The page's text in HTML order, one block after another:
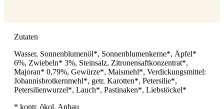
Zutaten
Wasser, Sonnenblumenöl*, Sonnenblumenkerne*, Äpfel*
6%, Zwiebeln* 3%, Steinsalz, Zitronensaftkonzentrat*,
Majoran* 0,79%, Gewürze*, Maismehl*, Verdickungsmittel:
Johannisbrotkernmehl*, getr. Karotten*, Petersilie*,
Petersilienwurzel*, Lauch*, Pastinaken*, Liebstöckel*
* kontr. ökol. Anbau